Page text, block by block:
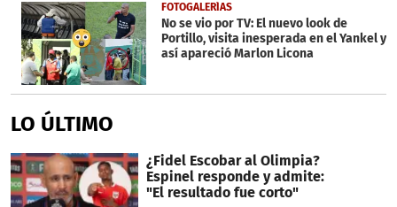
FOTOGALERÍAS
No se vio por TV: El nuevo look de
Portillo, visita inesperada en el Yankel y
así apareció Marlon Licona
LO ÚLTIMO
¿Fidel Escobar al Olimpia?
Espinel responde y admite:
"El resultado fue corto"